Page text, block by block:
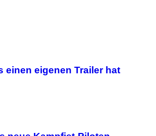
einen eigenen Trailer hat